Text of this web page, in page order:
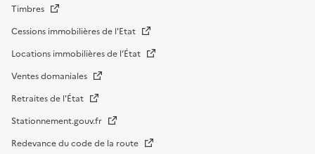
Timbres
Cessions immobilières de l'Etat
Locations immobilières de l’État
Ventes domaniales
Retraites de l'État
Stationnement.gouv.fr
Redevance du code de la route